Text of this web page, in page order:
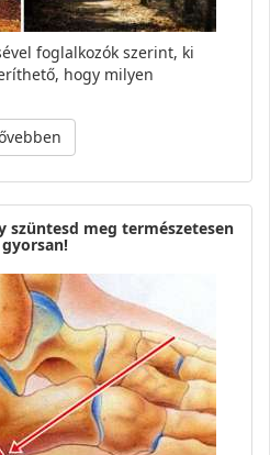
foglalkozók szerint, ki
hogy milyen
szüntesd meg természetesen